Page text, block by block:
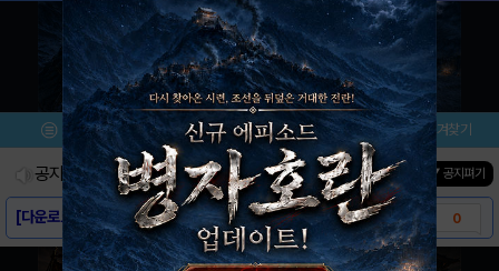
메뉴 이벤트/미션 설치/평가 즐겨찾기
공지사항 진행중인 이벤트0건 ▼ 공지펴기
[다운로드링크] - 아재력테스트 0
[스크린샷] - 아재력테스트